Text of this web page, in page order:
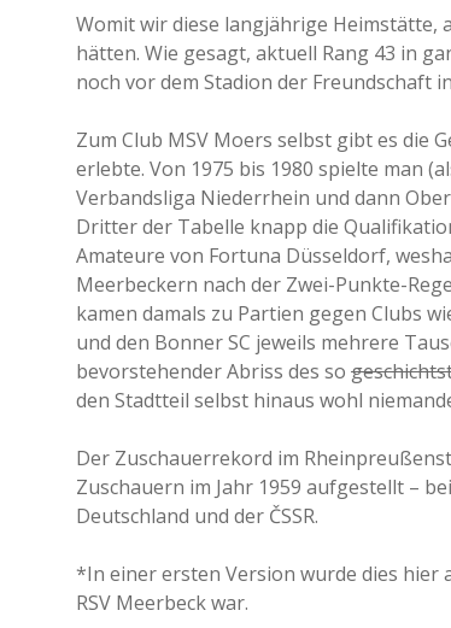
Womit wir diese langjährige Heimstätte,
hätten. Wie gesagt, aktuell Rang 43 in
noch vor dem Stadion der Freundschaft
Zum Club MSV Moers selbst gibt es die
erlebte. Von 1975 bis 1980 spielte man
Verbandsliga Niederrhein und dann
Dritter der Tabelle knapp die
Amateure von Fortuna Düsseldorf,
Meerbeckern nach der Zwei-Punkte-
kamen damals zu Partien gegen Clubs
und den Bonner SC jeweils mehrere
bevorstehender Abriss des so
den Stadtteil selbst hinaus wohl
Der Zuschauerrekord im
Zuschauern im Jahr 1959 aufgestellt –
Deutschland und der ČSSR.
*In einer ersten Version wurde dies hier
RSV Meerbeck war.